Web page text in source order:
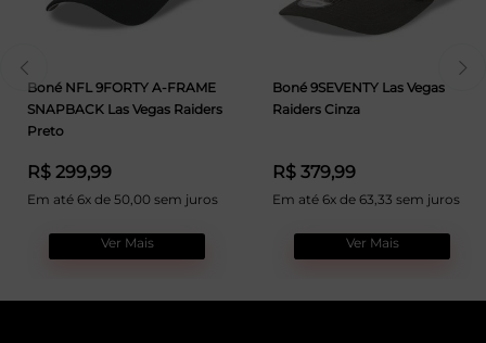
Boné NFL 9FORTY A-FRAME
SNAPBACK Las Vegas Raiders
Preto
R$ 299,99
Em até 6x de 50,00 sem juros
Ver Mais
Boné 9SEVENTY Las Vegas
Raiders Cinza
R$ 379,99
Em até 6x de 63,33 sem juros
Ver Mais